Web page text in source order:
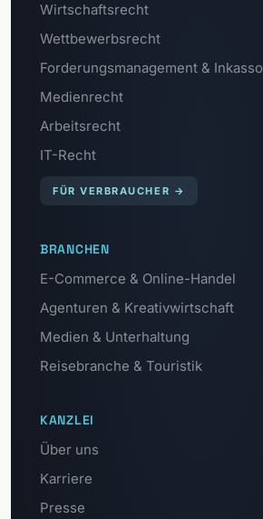
Wirtschaftsrecht
Wettbewerbsrecht
Forderungsmanagement & Inkasso
Medienrecht
Arbeitsrecht
IT-Recht
FÜR VERBRAUCHER →
BRANCHEN
E-Commerce & Online-Handel
Agenturen & Kreativwirtschaft
Medien & Unterhaltung
Reisebranche & Touristik
KANZLEI
Über uns
Karriere
Presse